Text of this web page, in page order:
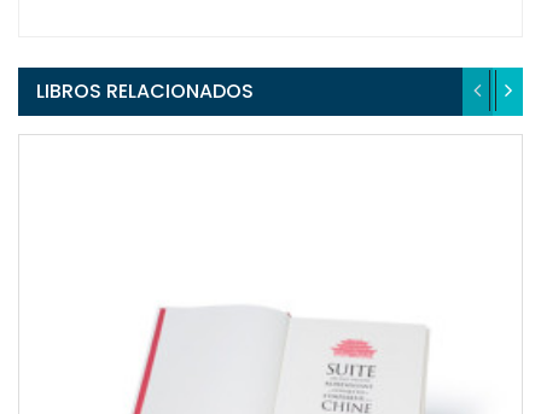
LIBROS RELACIONADOS
QUICKVIEW